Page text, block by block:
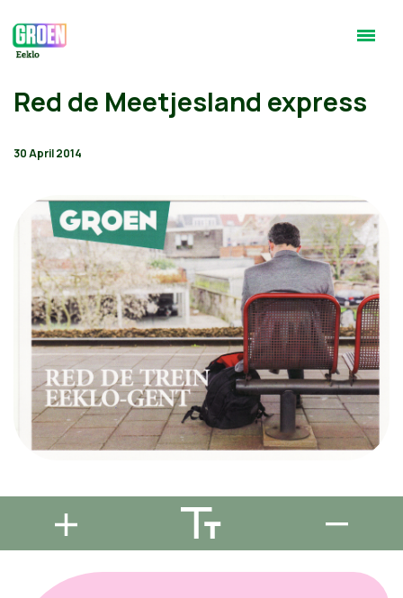
Red de Meetjesland express
30 April 2014